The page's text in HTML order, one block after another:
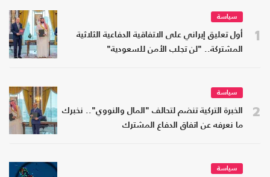
1
سياسة
أول تعليق إيراني على الاتفاقية الدفاعية الثلاثية
المشتركة.. "لن تجلب الأمن للسعودية"
2
سياسة
الخبرة التركية تنضم لتحالف "المال والنووي".. نخبرك
ما نعرفه عن اتفاق الدفاع المشترك
سياسة